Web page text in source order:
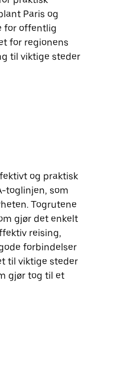
Paris og
for offentlig
for regionens
til viktige steder
og praktisk
toglinjen, som
Togrutene
gjør det enkelt
reising,
forbindelser
til viktige steder
gjør tog til et